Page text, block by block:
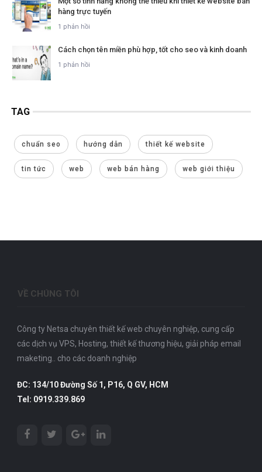
hàng trực tuyến
1 phản hồi
Cách chọn tên miền phù hợp, tốt cho seo và kinh doanh
1 phản hồi
TAG
chuẩn seo hướng dẫn thiết kế website
tin tức web web bán hàng web giới thiệu
VỀ CHÚNG TÔI
Công ty Netsa chuyên thiết kế web chuyên nghiệp, cung cấp
các dịch vụ VPS, Hosting, thiết kế thương hiệu, giải pháp email
maketing.. cho các doanh nghiệp
ĐC: 134/10 Đường Số 1, P16, Q GV, HCM
Tel: 0919.339.869